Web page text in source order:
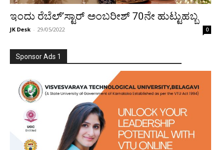
ಇಂದು ರೆಬೆಲ್’ಸ್ಟಾರ್ ಅಂಬರೀಶ್ 70ನೇ ಹುಟ್ಟುಹಬ್ಬ
JK Desk - 29/05/2022 0
Sponsor Ads 1